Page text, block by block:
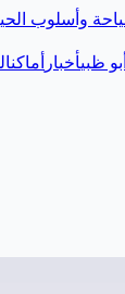
وأسلوب
أبو ظبيأخبار أماكن